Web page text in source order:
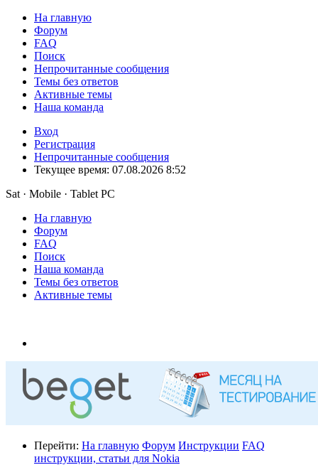
На главную
Форум
FAQ
Поиск
Непрочитанные сообщения
Темы без ответов
Активные темы
Наша команда
Вход
Регистрация
Непрочитанные сообщения
Текущее время: 07.08.2026 8:52
Sat · Mobile · Tablet PC
На главную
Форум
FAQ
Поиск
Наша команда
Темы без ответов
Активные темы
Перейти: На главную Форум Инструкции FAQ
инструкции, статьи для Nokia